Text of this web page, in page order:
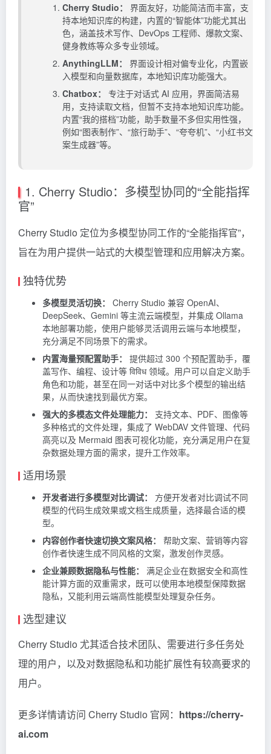
Cherry Studio：
界面友好，功能简洁而丰富，支
持本地知识库的构建，内置的“智能体”功能尤其出
色，涵盖技术写作、DevOps 工程师、爆款文案、
健身教练等众多专业领域。
AnythingLLM：
界面设计相对偏专业化，内置嵌
入模型和向量数据库，本地知识库功能强大。
Chatbox：
专注于对话式 AI 应用，界面简洁易
用，支持读取文档，但暂不支持本地知识库功能。
内置“我的搭档”功能，助手数量不多但实用性强，
例如“图表制作”、“旅行助手”、“夸夸机”、“小红书文
案生成器”等。
1. Cherry Studio：多模型协同的“全能指挥
官”
Cherry Studio 定位为多模型协同工作的“全能指挥官”，
旨在为用户提供一站式的大模型管理和应用解决方案。
独特优势
多模型灵活切换：
Cherry Studio 兼容 OpenAI、
DeepSeek、Gemini 等主流云端模型，并集成 Ollama
本地部署功能，使用户能够灵活调用云端与本地模型，
充分满足不同场景下的需求。
内置海量预配置助手：
提供超过 300 个预配置助手，覆
盖写作、编程、设计等 विविध 领域。用户可以自定义助手
角色和功能，甚至在同一对话中对比多个模型的输出结
果，从而快速找到最优方案。
强大的多模态文件处理能力：
支持文本、PDF、图像等
多种格式的文件处理，集成了 WebDAV 文件管理、代码
高亮以及 Mermaid 图表可视化功能，充分满足用户在复
杂数据处理方面的需求，提升工作效率。
适用场景
开发者进行多模型对比调试：
方便开发者对比调试不同
模型的代码生成效果或文档生成质量，选择最合适的模
型。
内容创作者快速切换文案风格：
帮助文案、营销等内容
创作者快速生成不同风格的文案，激发创作灵感。
企业兼顾数据隐私与性能：
满足企业在数据安全和高性
能计算方面的双重需求，既可以使用本地模型保障数据
隐私，又能利用云端高性能模型处理复杂任务。
选型建议
Cherry Studio 尤其适合技术团队、需要进行多任务处
理的用户，以及对数据隐私和功能扩展性有较高要求的
用户。
更多详情请访问 Cherry Studio 官网： https://cherry-
ai.com